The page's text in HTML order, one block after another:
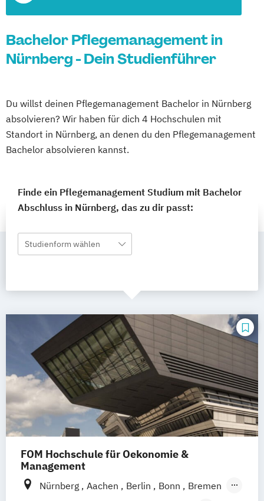
Bachelor Pflegemanagement in
Nürnberg - Dein Studienführer
Du willst deinen Pflegemanagement Bachelor in Nürnberg
absolvieren? Wir haben für dich 4 Hochschulen mit
Standort in Nürnberg, an denen du den Pflegemanagement
Bachelor absolvieren kannst.
Finde ein Pflegemanagement Studium mit Bachelor
Abschluss in Nürnberg, das zu dir passt:
Studienform wählen
FOM Hochschule für Oekonomie &
Management
Nürnberg Aachen Berlin Bonn
Bremen